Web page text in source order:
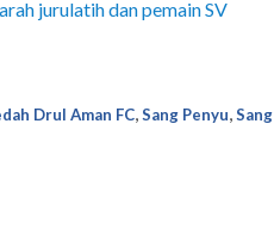
jurulatih dan pemain SV
Drul Aman FC,Sang Penyu,Sang